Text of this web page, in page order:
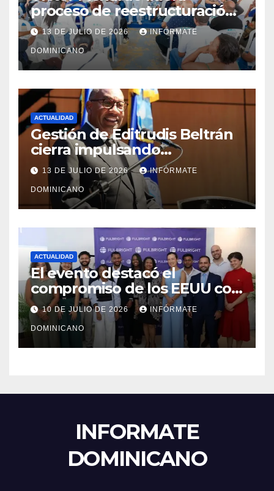
proceso de reestructuración
y fortalecimiento del PRM en
Monte Plata
13 DE JULIO DE 2026 INFÓRMATE
DOMINICANO
ACTUALIDAD
Gestión de Editrudis Beltrán
cierra impulsando
modernización, expansión y
transformación institucional
13 DE JULIO DE 2026 INFÓRMATE
DOMINICANO
ACTUALIDAD
El evento destacó el
compromiso de los EEUU con
el liderazgo, la innovación y la
excelencia académica por
más de ocho décadas.
10 DE JULIO DE 2026 INFÓRMATE
DOMINICANO
INFORMATE
DOMINICANO